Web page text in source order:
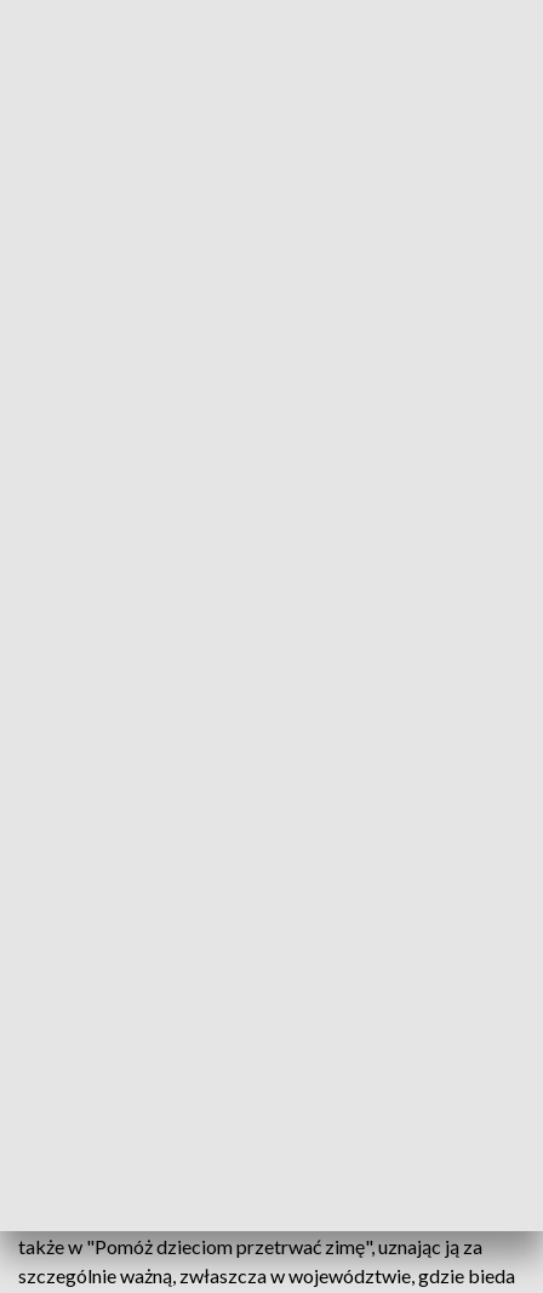
także w "Pomóż dzieciom przetrwać zimę", uznając ją za
szczególnie ważną, zwłaszcza w województwie, gdzie bieda